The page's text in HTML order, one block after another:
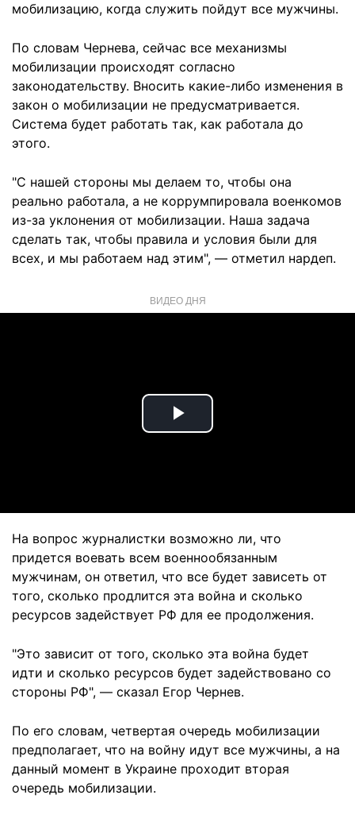
мобилизацию, когда служить пойдут все мужчины.
По словам Чернева, сейчас все механизмы
мобилизации происходят согласно
законодательству. Вносить какие-либо изменения в
закон о мобилизации не предусматривается.
Система будет работать так, как работала до
этого.
"С нашей стороны мы делаем то, чтобы она
реально работала, а не коррумпировала военкомов
из-за уклонения от мобилизации. Наша задача
сделать так, чтобы правила и условия были для
всех, и мы работаем над этим", — отметил нардеп.
ВИДЕО ДНЯ
Play
На вопрос журналистки возможно ли, что
придется воевать всем военнообязанным
мужчинам, он ответил, что все будет зависеть от
того, сколько продлится эта война и сколько
ресурсов задействует РФ для ее продолжения.
"Это зависит от того, сколько эта война будет
идти и сколько ресурсов будет задействовано со
стороны РФ", — сказал Егор Чернев.
По его словам, четвертая очередь мобилизации
предполагает, что на войну идут все мужчины, а на
данный момент в Украине проходит вторая
очередь мобилизации.